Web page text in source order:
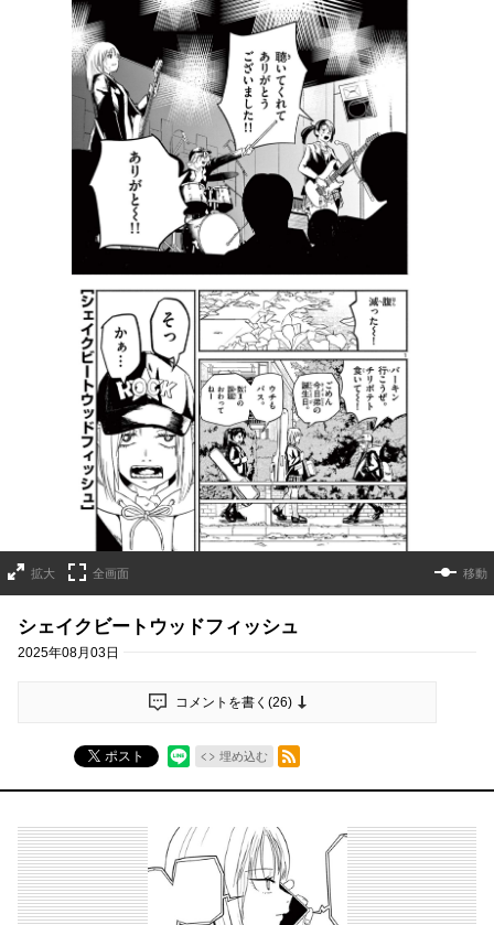
拡大 全画面 移動
シェイクビートウッドフィッシュ
2025年08月03日
コメントを書く(26)
ポスト 埋め込む
RSSフィード